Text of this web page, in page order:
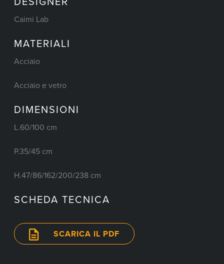
Caimi Lab
MATERIALI
Acciaio
Acciaio e vetro
DIMENSIONI
L.60/100 cm
P.35/45 cm
H.47/86/162/200/238 cm
SCHEDA TECNICA
SCARICA IL PDF